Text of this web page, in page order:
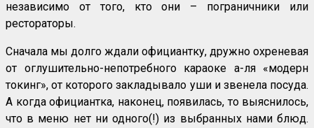
независимо от того, кто они – пограничники или
рестораторы.
Сначала мы долго ждали официантку, дружно охреневая
от оглушительно-непотребного караоке а-ля «модерн
токинг», от которого закладывало уши и звенела посуда.
А когда официантка, наконец, появилась, то выяснилось,
что в меню нет ни одного(!) из выбранных нами блюд.